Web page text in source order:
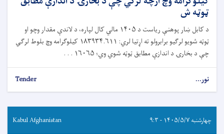
ټوټه ش
د کابل ښار پوهنې ریاست د ۱۴۰۵ مالي کال لپاره، د لاندې مقدار وچو او
ټوټه شویو لرګیو برابرولو ته اړتیا لري: ۱۸۳۹۳۴.۶۱۱ کیلوګرامه وچ بلوط لرګي
چې د بخارۍ د اندازې مطابق ټوټه شوي وي؛ ۱۶۰۶۵ . . .
نور... Tender
چهارشنبه ۱۴۰۵/۵/۷ - ۹:۳ Kabul Afghanistan